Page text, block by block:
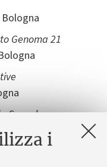
i
Genoma 21
Specola